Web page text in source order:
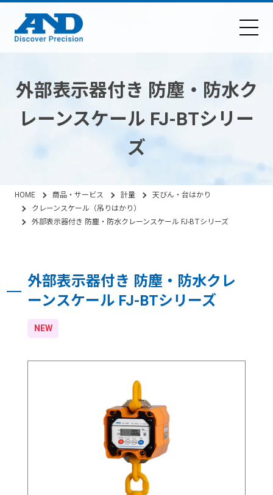
外部表示器付き 防塵・防水ク
レーンスケール FJ-BTシリー
ズ
HOME 商品・サービス 計量
天びん・台はかり
クレーンスケール（吊りはかり）
外部表示器付き 防塵・防水クレーンスケール FJ-BTシリーズ
外部表示器付き 防塵・防水クレ
ーンスケール FJ-BTシリーズ
NEW